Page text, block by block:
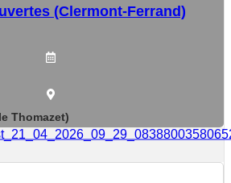
(Clermont-Ferrand)
Thomazet)